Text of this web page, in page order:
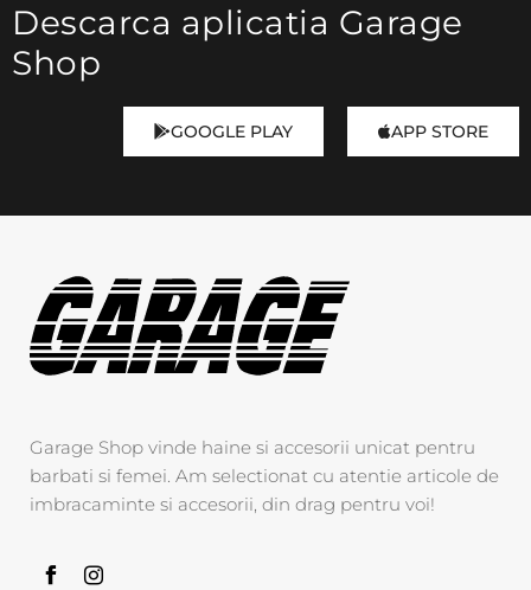
Descarca aplicatia Garage
Shop
GOOGLE PLAY APP STORE
Garage Shop vinde haine si accesorii unicat pentru
barbati si femei. Am selectionat cu atentie articole de
imbracaminte si accesorii, din drag pentru voi!